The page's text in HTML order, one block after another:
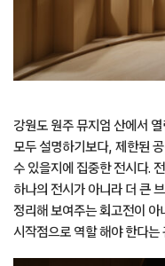
강원도 원주 뮤지엄 산에서 열
모두 설명하기보다, 제한된
수 있을지에 집중한 전시다.
하나의 전시가 아니라 더 큰
정리해 보여주는 회고전이
시작점으로 역할 해야 한다는